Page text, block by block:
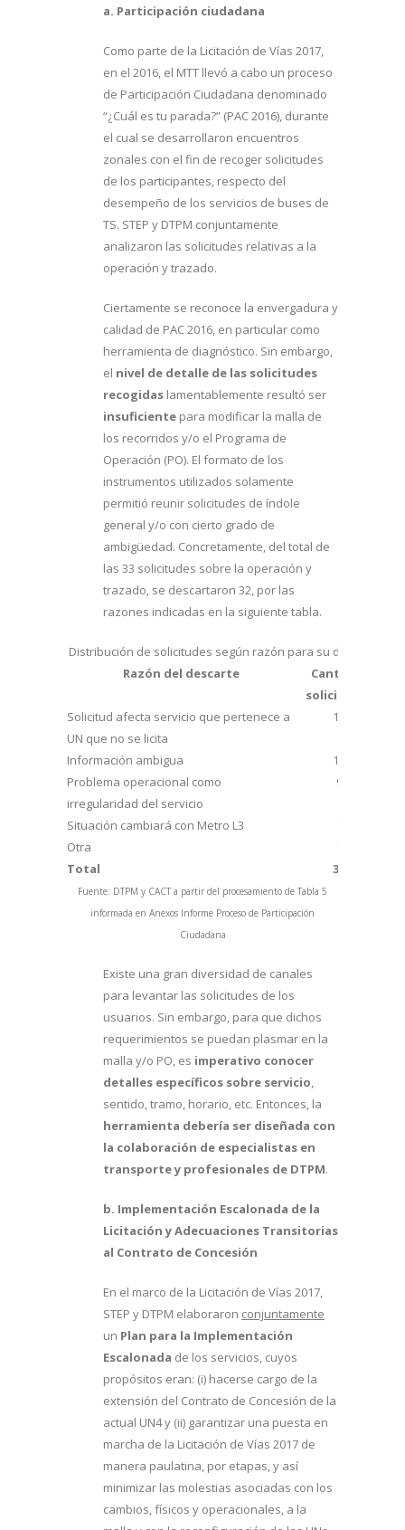
a. Participación ciudadana
Como parte de la Licitación de Vías 2017,
en el 2016, el MTT llevó a cabo un proceso
de Participación Ciudadana denominado
“¿Cuál es tu parada?” (PAC 2016), durante
el cual se desarrollaron encuentros
zonales con el fin de recoger solicitudes
de los participantes, respecto del
desempeño de los servicios de buses de
TS. STEP y DTPM conjuntamente
analizaron las solicitudes relativas a la
operación y trazado.
Ciertamente se reconoce la envergadura y
calidad de PAC 2016, en particular como
herramienta de diagnóstico. Sin embargo,
el nivel de detalle de las solicitudes
recogidas lamentablemente resultó ser
insuficiente para modificar la malla de
los recorridos y/o el Programa de
Operación (PO). El formato de los
instrumentos utilizados solamente
permitió reunir solicitudes de índole
general y/o con cierto grado de
ambigüedad. Concretamente, del total de
las 33 solicitudes sobre la operación y
trazado, se descartaron 32, por las
razones indicadas en la siguiente tabla.
Distribución de solicitudes según razón para su descarte
Razón del descarte
Cantidad
solicitudes
Solicitud afecta servicio que pertenece a
UN que no se licita
11
Información ambigua
10
Problema operacional como
irregularidad del servicio
9
Situación cambiará con Metro L3
Otra
Total
32
Fuente: DTPM y CACT a partir del procesamiento de Tabla 5
informada en Anexos Informe Proceso de Participación
Ciudadana
Existe una gran diversidad de canales
para levantar las solicitudes de los
usuarios. Sin embargo, para que dichos
requerimientos se puedan plasmar en la
malla y/o PO, es imperativo conocer
detalles específicos sobre servicio,
sentido, tramo, horario, etc. Entonces, la
herramienta debería ser diseñada con
la colaboración de especialistas en
transporte y profesionales de DTPM.
b. Implementación Escalonada de la
Licitación y Adecuaciones Transitorias
al Contrato de Concesión
En el marco de la Licitación de Vías 2017,
STEP y DTPM elaboraron conjuntamente
un Plan para la Implementación
Escalonada de los servicios, cuyos
propósitos eran: (i) hacerse cargo de la
extensión del Contrato de Concesión de la
actual UN4 y (ii) garantizar una puesta en
marcha de la Licitación de Vías 2017 de
manera paulatina, por etapas, y así
minimizar las molestias asociadas con los
cambios, físicos y operacionales, a la